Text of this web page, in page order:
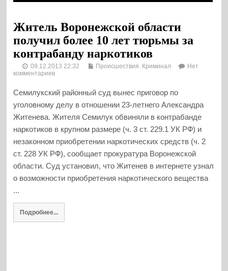
Житель Воронежской области
получил более 10 лет тюрьмы за
контрабанду наркотиков
09.12.2013 22:32 Происшествия. Криминал
Нет
комментариев
Семилукский районный суд вынес приговор по
уголовному делу в отношении 23-летнего Александра
Житенева. Жителя Семилук обвиняли в контрабанде
наркотиков в крупном размере (ч. 3 ст. 229.1 УК РФ) и
незаконном приобретении наркотических средств (ч. 2
ст. 228 УК РФ), сообщает прокуратура Воронежской
области. Суд установил, что Житенев в интернете узнал
о возможности приобретения наркотического вещества
...
Подробнее...